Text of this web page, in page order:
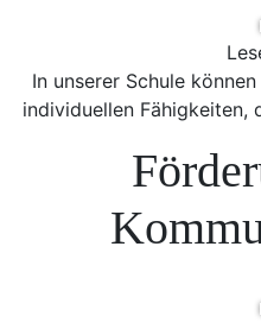
In unserer Schule
individuellen Fähigkeiten,